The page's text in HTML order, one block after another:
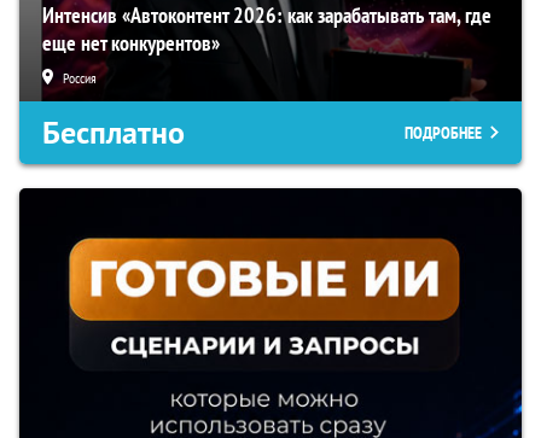
Интенсив «Автоконтент 2026: как зарабатывать там, где
еще нет конкурентов»
Россия
Бесплатно ПОДРОБНЕЕ